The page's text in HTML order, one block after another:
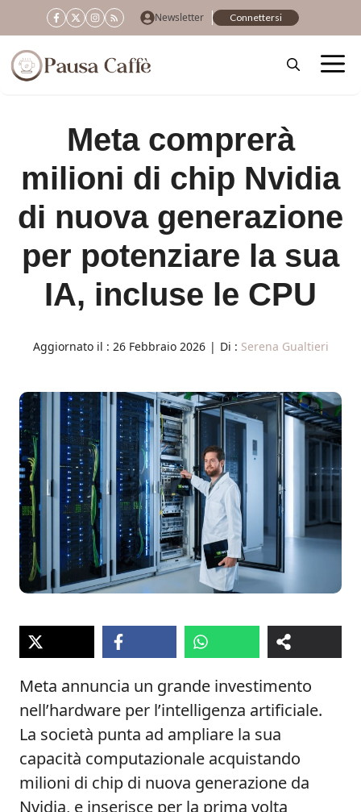
al
contenuto
Newsletter Connettersi
Meta comprerà
milioni di chip Nvidia
di nuova generazione
per potenziare la sua
IA, incluse le CPU
Aggiornato il : 26 Febbraio 2026 | Di : Serena Gualtieri
Meta annuncia un grande investimento
nell’hardware per l’intelligenza artificiale.
La società punta ad ampliare la sua
capacità computazionale acquistando
milioni di chip di nuova generazione da
Nvidia, e inserisce per la prima volta